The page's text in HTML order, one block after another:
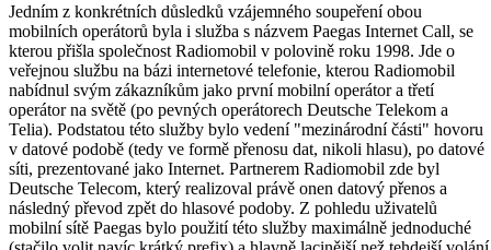
Jedním z konkrétních důsledků vzájemného soupeření obou
mobilních operátorů byla i služba s názvem Paegas Internet Call, se
kterou přišla společnost Radiomobil v polovině roku 1998. Jde o
veřejnou službu na bázi internetové telefonie, kterou Radiomobil
nabídnul svým zákazníkům jako první mobilní operátor a třetí
operátor na světě (po pevných operátorech Deutsche Telekom a
Telia). Podstatou této služby bylo vedení "mezinárodní části" hovoru
v datové podobě (tedy ve formě přenosu dat, nikoli hlasu), po datové
síti, prezentované jako Internet. Partnerem Radiomobil zde byl
Deutsche Telecom, který realizoval právě onen datový přenos a
následný převod zpět do hlasové podoby. Z pohledu uživatelů
mobilní sítě Paegas bylo použití této služby maximálně jednoduché